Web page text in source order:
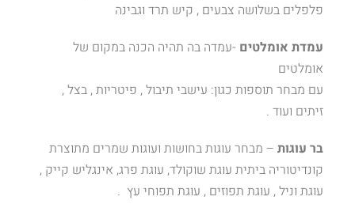
פלפלים בשלושה צבעים , קיש תרד וגבינה
עמדת אומלטים -עמדה בה תהיה הכנה במקום של
אומלטים
עם מבחר תוספות כגון: עישבי תיבול , פיטריות , בצל ,
זיתים ועוד .
בר עוגות – מבחר עוגות בחושות ועוגות שמרים מתוצרת
קונדיטוריה ביתית עוגת שוקולד, עוגת פרג, אינגליש קייק ,
עוגת וניל , עוגת תפוזים , עוגת תפוחי עץ .